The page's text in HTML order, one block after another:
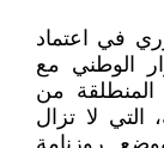
في اعتماد
الوطني مع
المنطلقة من
لا تزال